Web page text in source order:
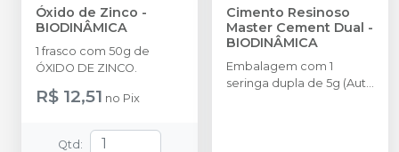
Óxido de Zinco -
BIODINÂMICA
1 frasco com 50g de
ÓXIDO DE ZINCO.
R$ 12,51 no Pix
Qtd:
Cimento Resinoso
Master Cement Dual -
BIODINÂMICA
Embalagem com 1
seringa dupla de 5g (Auto